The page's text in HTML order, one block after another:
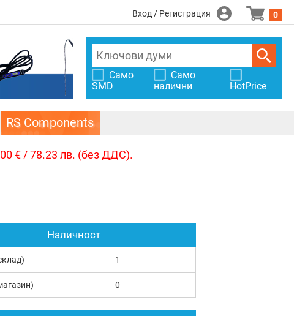
Вход / Регистрация 0
Само
SMD
Само
налични
HotPrice
RS Components
€ / 78.23 лв. (без ДДС).
Наличност
1
0